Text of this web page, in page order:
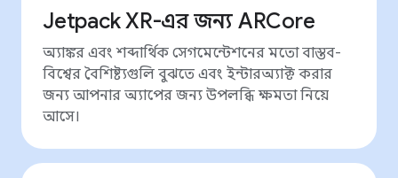
Jetpack XR-এর জন্য ARCore
অ্যাঙ্কর এবং শব্দার্থিক সেগমেন্টেশনের মতো বাস্তব-
বিশ্বের বৈশিষ্ট্যগুলি বুঝতে এবং ইন্টারঅ্যাক্ট করার
জন্য আপনার অ্যাপের জন্য উপলব্ধি ক্ষমতা নিয়ে
আসে।